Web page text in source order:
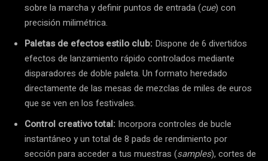
sobre la marcha y definir puntos de entrada (cue) con
precisión milimétrica.
Paletas de efectos estilo club: Dispone de 6 divertidos
efectos de lanzamiento rápido controlados mediante
disparadores de doble paleta. Un formato heredado
directamente de las mesas de mezclas de miles de euros
que se ven en los festivales.
Control creativo total: Incorpora controles de bucle
instantáneo y un total de 8 pads de rendimiento por
sección para acceder a tus muestras (samples), cortes de